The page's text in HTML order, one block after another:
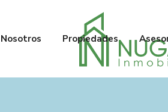
Nosotros Propiedades